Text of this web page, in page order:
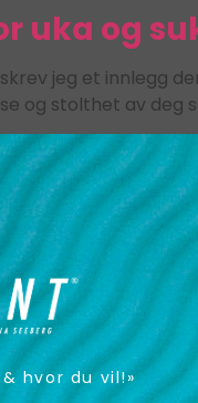
uka og
jeg et innlegg
og stolthet av deg
hvor du vil!»